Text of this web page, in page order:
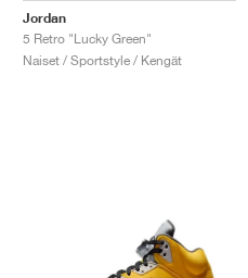
Jordan
5 Retro "Lucky Green"
Naiset / Sportstyle / Kengät